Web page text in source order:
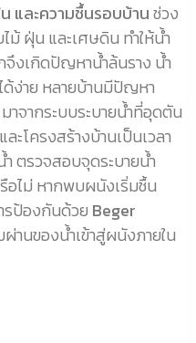
และความชื้นรอบบ้านช่วง
ฝุ่น และเศษดิน ทำให้น้ำ
งเกิดปัญหาน้ำล้นราง น้ำ
ด้ง่าย หลายบ้านมีปัญหา
าจากระบบระบายน้ำที่อุดตัน
โครงสร้างบ้านเป็นเวลา
ตรวจสอบจุดระบายน้ำ
อไม่ หากพบผนังเริ่มชื้น
รป้องกันด้วย Beger
านของน้ำเข้าสู่ผนังภายใน